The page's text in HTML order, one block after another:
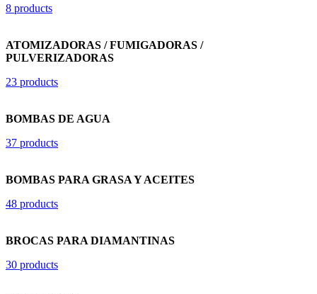
8 products
ATOMIZADORAS / FUMIGADORAS /
PULVERIZADORAS
23 products
BOMBAS DE AGUA
37 products
BOMBAS PARA GRASA Y ACEITES
48 products
BROCAS PARA DIAMANTINAS
30 products